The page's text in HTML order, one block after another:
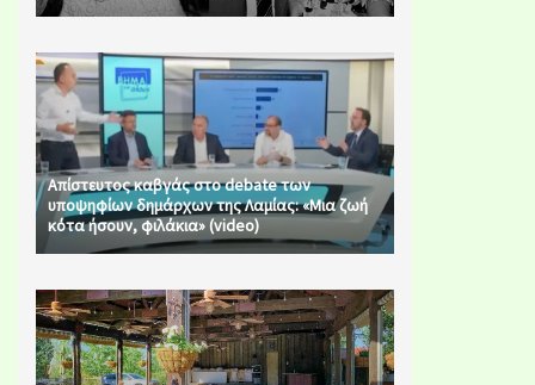
Απίστευτος καβγάς στο debate των
υποψηφίων δημάρχων της Λαμίας: «Μια ζωή
κότα ήσουν, φιλάκια» (video)